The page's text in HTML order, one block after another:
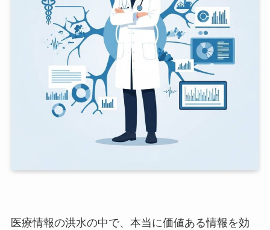
医療情報の洪水の中で、本当に価値ある情報を効